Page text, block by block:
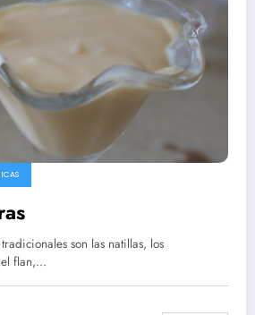
son las natillas, los
el flan,…